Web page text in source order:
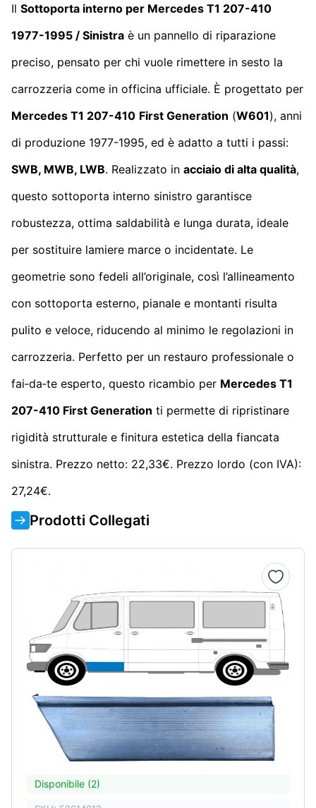
Il Sottoporta interno per Mercedes T1 207-410
1977-1995 / Sinistra è un pannello di riparazione
preciso, pensato per chi vuole rimettere in sesto la
carrozzeria come in officina ufficiale. È progettato per
Mercedes T1 207-410 First Generation (W601), anni
di produzione 1977-1995, ed è adatto a tutti i passi:
SWB, MWB, LWB. Realizzato in acciaio di alta qualità,
questo sottoporta interno sinistro garantisce
robustezza, ottima saldabilità e lunga durata, ideale
per sostituire lamiere marce o incidentate. Le
geometrie sono fedeli all’originale, così l’allineamento
con sottoporta esterno, pianale e montanti risulta
pulito e veloce, riducendo al minimo le regolazioni in
carrozzeria. Perfetto per un restauro professionale o
fai‑da‑te esperto, questo ricambio per Mercedes T1
207-410 First Generation ti permette di ripristinare
rigidità strutturale e finitura estetica della fiancata
sinistra. Prezzo netto: 22,33€. Prezzo lordo (con IVA):
27,24€.
Prodotti Collegati
Disponibile (2)